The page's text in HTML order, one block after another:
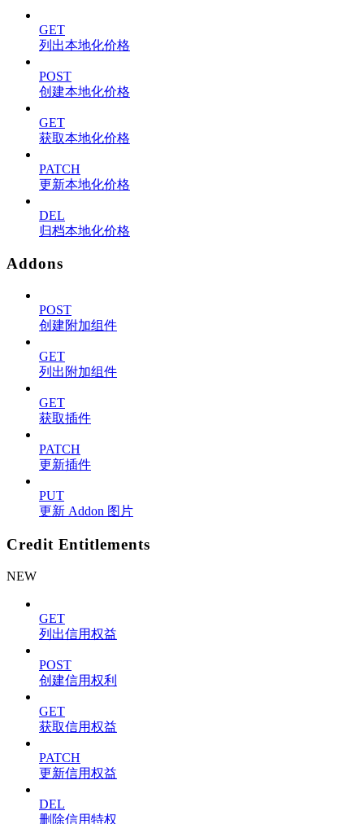
GET
列出本地化价格
POST
创建本地化价格
GET
获取本地化价格
PATCH
更新本地化价格
DEL
归档本地化价格
Addons
POST
创建附加组件
GET
列出附加组件
GET
获取插件
PATCH
更新插件
PUT
更新 Addon 图片
Credit Entitlements
NEW
GET
列出信用权益
POST
创建信用权利
GET
获取信用权益
PATCH
更新信用权益
DEL
删除信用特权